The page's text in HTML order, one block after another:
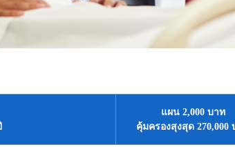
แผน 2,000 บาท
คุ้มครองสุงสุด 270,000